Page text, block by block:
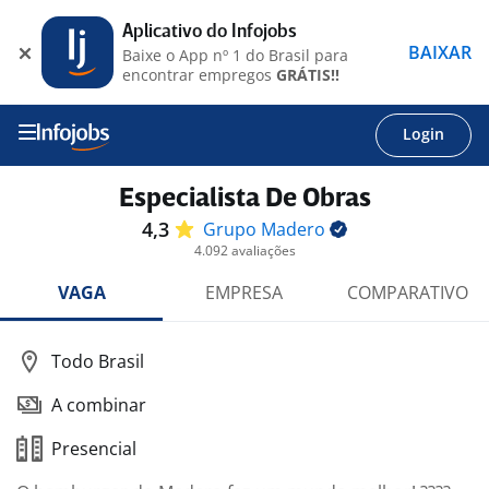
Login
Especialista De Obras
4,3 Grupo Madero
4.092 avaliações
VAGA EMPRESA COMPARATIVO
Todo Brasil
A combinar
Presencial
Aplicativo do Infojobs
Baixe o App nº 1 do Brasil para
encontrar empregos GRÁTIS!!
BAIXAR